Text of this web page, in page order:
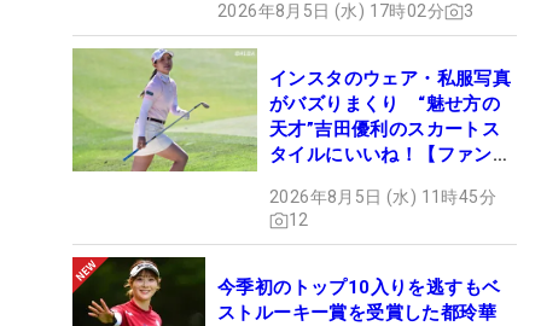
2026年8月5日 (水) 17時02分 3
インスタのウェア・私服写真
がバズりまくり “魅せ方の
天才”吉田優利のスカートス
タイルにいいね！【ファンが
2026年8月5日 (水) 11時45分
12
今季初のトップ10入りを逃すもベ
ストルーキー賞を受賞した都玲華